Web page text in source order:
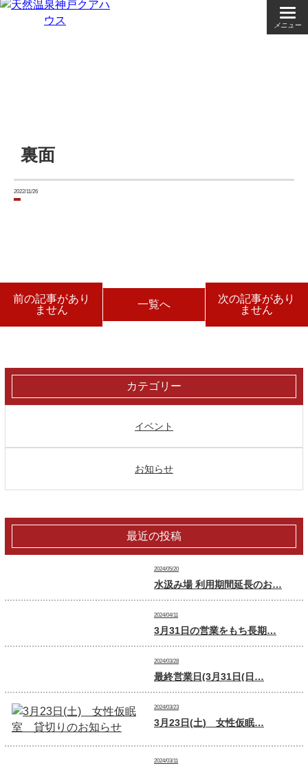
メニュー
裏面
2022/11/26
前の記事があり
ません
一覧へ
次の記事があり
ません
カテゴリー
イベント
お知らせ
最近の投稿
2024/05/20
水汲み場 利用期間延長のお…
2024/04/11
3月31日の営業をもち長期…
2024/03/28
最終営業日(3月31日(日…
2024/03/23
3月23日(土) 女性仮眠…
2024/03/11